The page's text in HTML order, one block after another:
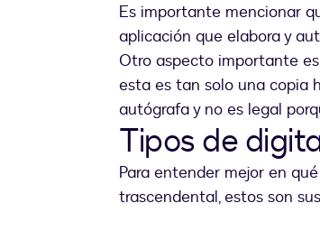
Es importante mencionar
aplicación que elabora y
Otro aspecto importante
esta es tan solo una copia
autógrafa y no es legal
Tipos de
Para entender mejor en
trascendental, estos son